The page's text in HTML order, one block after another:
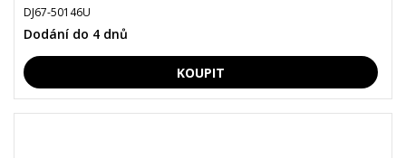
DJ67-50146U
Dodání do 4 dnů